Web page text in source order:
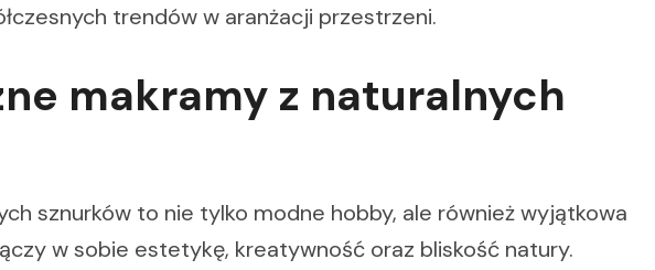
trendów w aranżacji przestrzeni.
makramy z naturalnych
sznurków to nie tylko modne hobby, ale również wyjątkowa
w sobie estetykę, kreatywność oraz bliskość natury.